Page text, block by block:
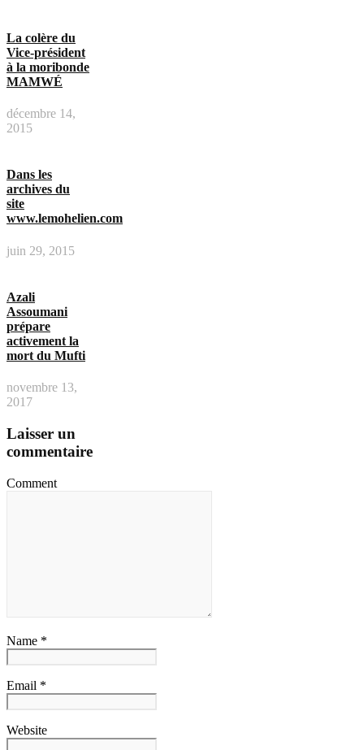
La colère du
Vice-président
à la moribonde
MAMWÉ
décembre 14,
2015
Dans les
archives du
site
www.lemohelien.com
juin 29, 2015
Azali
Assoumani
prépare
activement la
mort du Mufti
novembre 13,
2017
Laisser un
commentaire
Comment
Name *
Email *
Website